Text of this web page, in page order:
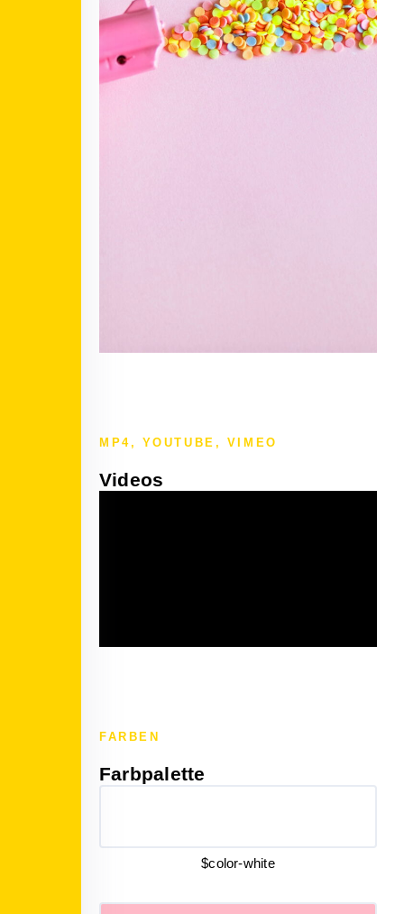
MP4, YOUTUBE, VIMEO
Videos
FARBEN
Farbpalette
$color-white